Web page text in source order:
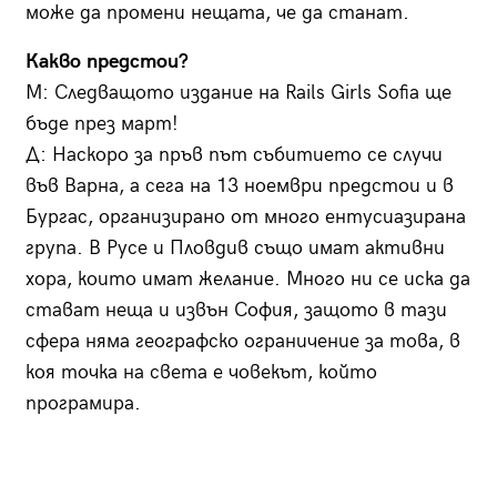
може да промени нещата, че да станат.
Какво предстои?
М: Следващото издание на Rails Girls Sofia ще
бъде през март!
Д: Наскоро за пръв път събитието се случи
във Варна, а сега на 13 ноември предстои и в
Бургас, организирано от много ентусиазирана
група. В Русе и Пловдив също имат активни
хора, които имат желание. Много ни се иска да
стават неща и извън София, защото в тази
сфера няма географско ограничение за това, в
коя точка на света е човекът, който
програмира.